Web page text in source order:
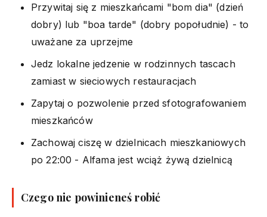
Przywitaj się z mieszkańcami "bom dia" (dzień
dobry) lub "boa tarde" (dobry popołudnie) - to
uważane za uprzejme
Jedz lokalne jedzenie w rodzinnych tascach
zamiast w sieciowych restauracjach
Zapytaj o pozwolenie przed sfotografowaniem
mieszkańców
Zachowaj ciszę w dzielnicach mieszkaniowych
po 22:00 - Alfama jest wciąż żywą dzielnicą
Czego nie powinieneś robić